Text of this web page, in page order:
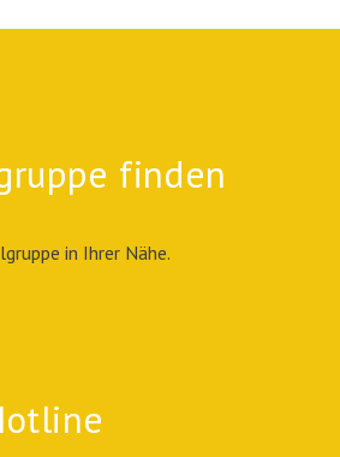
finden
in Ihrer Nähe.